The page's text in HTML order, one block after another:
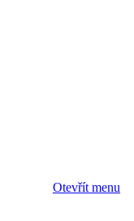
Otevřít menu